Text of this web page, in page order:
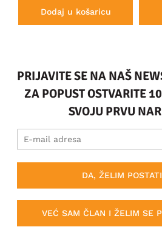
Dodaj u košaricu
PRIJAVITE SE NA NAŠ
ZA POPUST OSTVARITE
SVOJU PRVU
DA, ŽELIM
VEĆ SAM ČLAN I ŽELIM SE